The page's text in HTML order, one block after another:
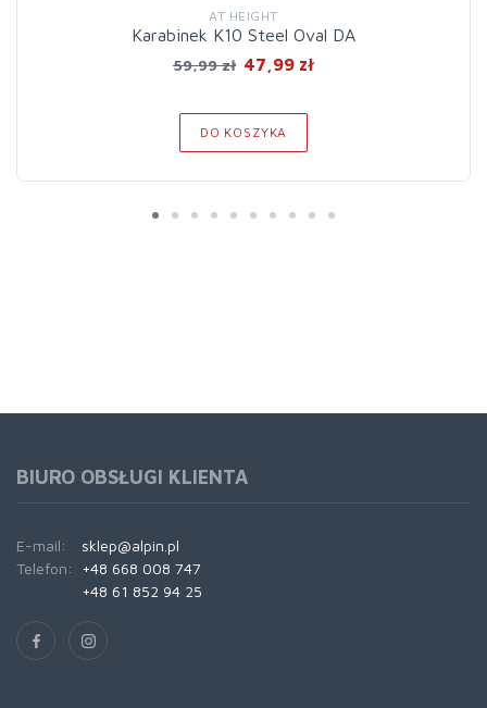
AT HEIGHT
Karabinek K10 Steel Oval DA
59,99 zł 47,99 zł
DO KOSZYKA
BIURO OBSŁUGI KLIENTA
E-mail:
sklep@alpin.pl
Telefon:
+48 668 008 747
+48 61 852 94 25